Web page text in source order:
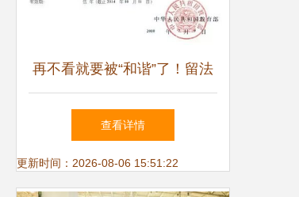
再不看就要被“和谐”了！留法
如何找中介？自费出国留学中
介服务
查看详情
更新时间：2026-08-06 15:51:22